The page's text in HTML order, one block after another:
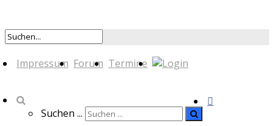
Impressum Forum Termine
Suchen ...